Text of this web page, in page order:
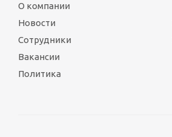
О компании
Новости
Сотрудники
Вакансии
Политика